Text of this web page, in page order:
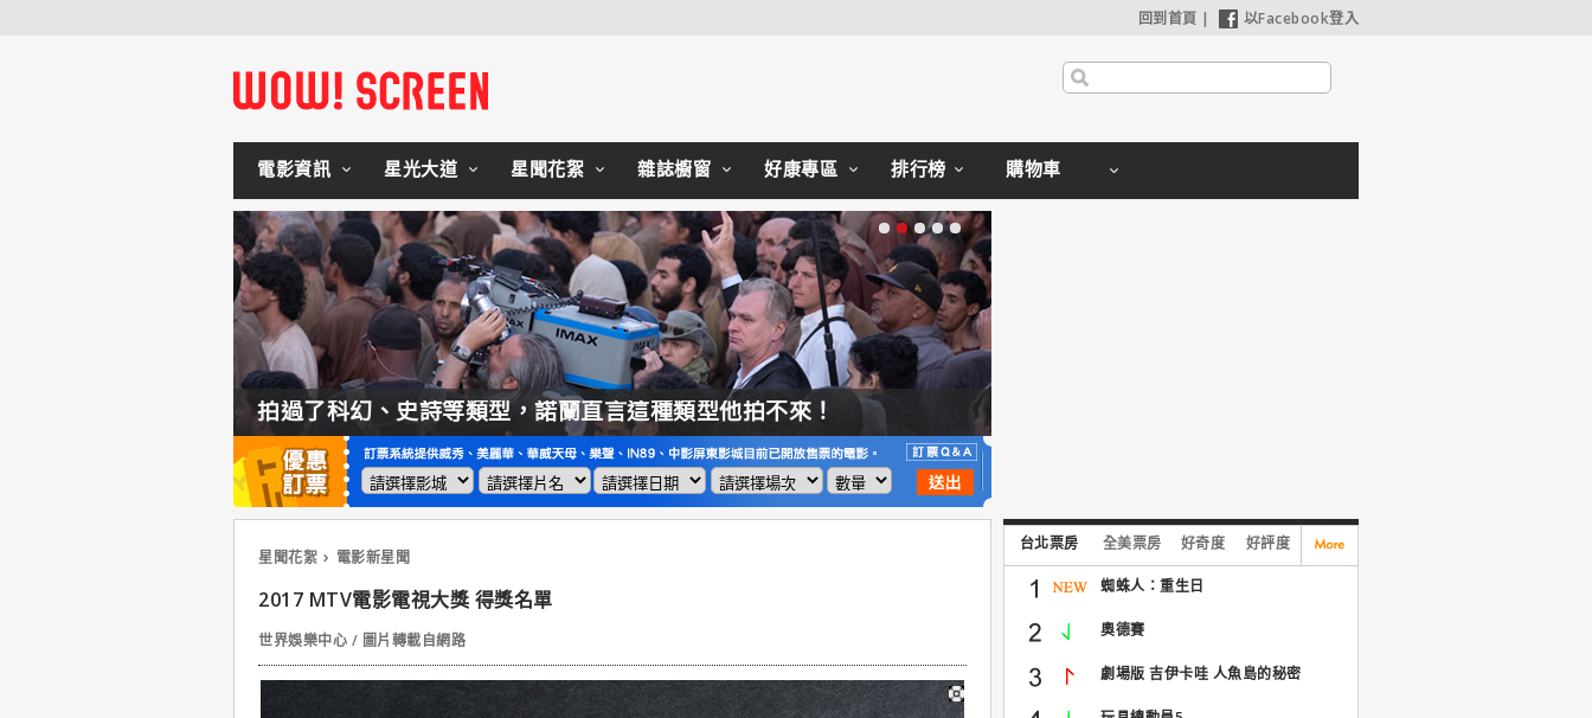
回到首頁 | 以Facebook登入
電影資訊 星光大道 星聞花絮 雜誌櫥窗 好康專區 排行榜 購物車
拍過了科幻、史詩等類型，諾蘭直言這種類型他拍不來！
星聞花絮 電影新星聞
2017 MTV電影電視大獎 得獎名單
世界娛樂中心 / 圖片轉載自網路
台北票房 全美票房 好奇度 好評度
蜘蛛人：重生日
奧德賽
劇場版 吉伊卡哇 人魚島的秘密